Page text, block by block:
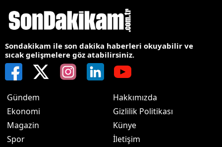
Sondakikam ile son dakika haberleri okuyabilir ve
sıcak gelişmelere göz atabilirsiniz.
Gündem
Ekonomi
Magazin
Spor
Hakkımızda
Gizlilik Politikası
Künye
İletişim